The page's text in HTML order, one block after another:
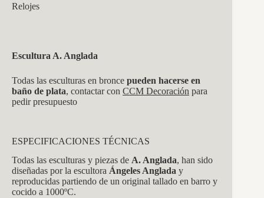
Relojes
Escultura A. Anglada
Todas las esculturas en bronce pueden hacerse en
baño de plata, contactar con CCM Decoración para
pedir presupuesto
ESPECIFICACIONES TÉCNICAS
Todas las esculturas y piezas de A. Anglada, han sido
diseñadas por la escultora Ángeles Anglada y
reproducidas partiendo de un original tallado en barro y
cocido a 1000ºC.